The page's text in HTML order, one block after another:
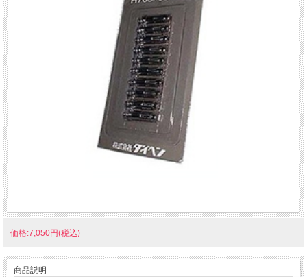
価格:7,050円(税込)
商品説明